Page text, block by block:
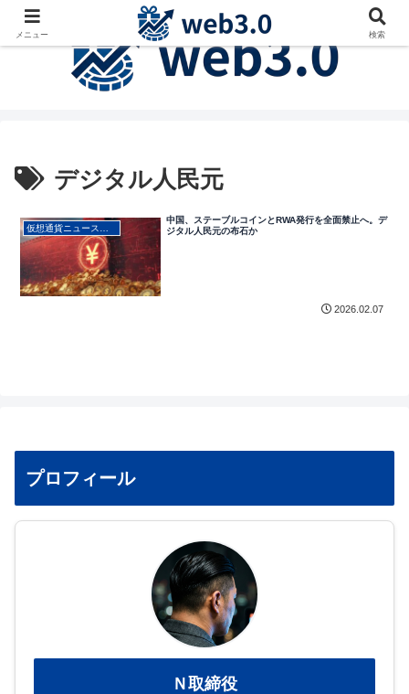
デジタル人民元
中国、ステーブルコインとRWA発行を全面禁止へ。デ
ジタル人民元の布石か
2026.02.07
プロフィール
Ｎ取締役
メニュー 検索